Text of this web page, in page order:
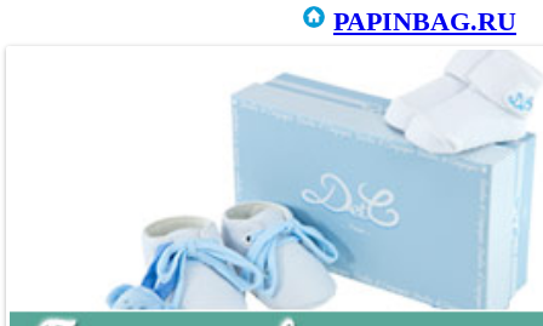
PAPINBAG.RU